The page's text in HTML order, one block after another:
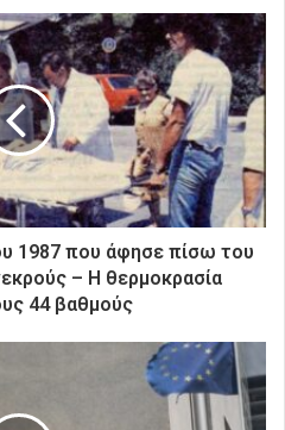
1987 που άφησε πίσω του
– Η θερμοκρασία
44 βαθμούς